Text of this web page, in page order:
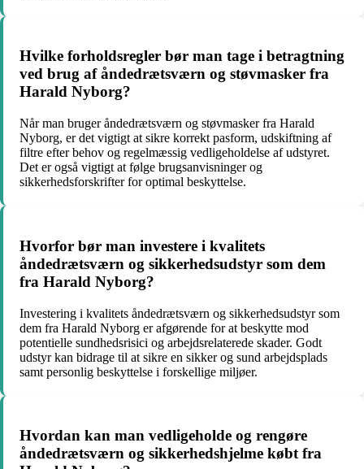
Hvilke forholdsregler bør man tage i betragtning
ved brug af åndedrætsværn og støvmasker fra
Harald Nyborg?
Når man bruger åndedrætsværn og støvmasker fra Harald
Nyborg, er det vigtigt at sikre korrekt pasform, udskiftning af
filtre efter behov og regelmæssig vedligeholdelse af udstyret.
Det er også vigtigt at følge brugsanvisninger og
sikkerhedsforskrifter for optimal beskyttelse.
Hvorfor bør man investere i kvalitets
åndedrætsværn og sikkerhedsudstyr som dem
fra Harald Nyborg?
Investering i kvalitets åndedrætsværn og sikkerhedsudstyr som
dem fra Harald Nyborg er afgørende for at beskytte mod
potentielle sundhedsrisici og arbejdsrelaterede skader. Godt
udstyr kan bidrage til at sikre en sikker og sund arbejdsplads
samt personlig beskyttelse i forskellige miljøer.
Hvordan kan man vedligeholde og rengøre
åndedrætsværn og sikkerhedshjelme købt fra